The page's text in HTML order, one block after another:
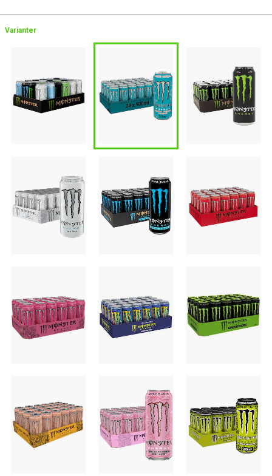
Varianter